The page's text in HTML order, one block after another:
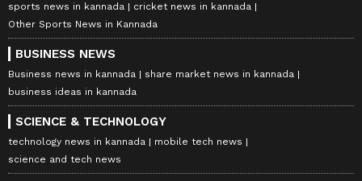
sports news in kannada
cricket news in kannada
Other Sports News in Kannada
BUSINESS NEWS
Business news in kannada
share market news in kannada
business ideas in kannada
SCIENCE & TECHNOLOGY
technology news in kannada
mobile tech news
science and tech news